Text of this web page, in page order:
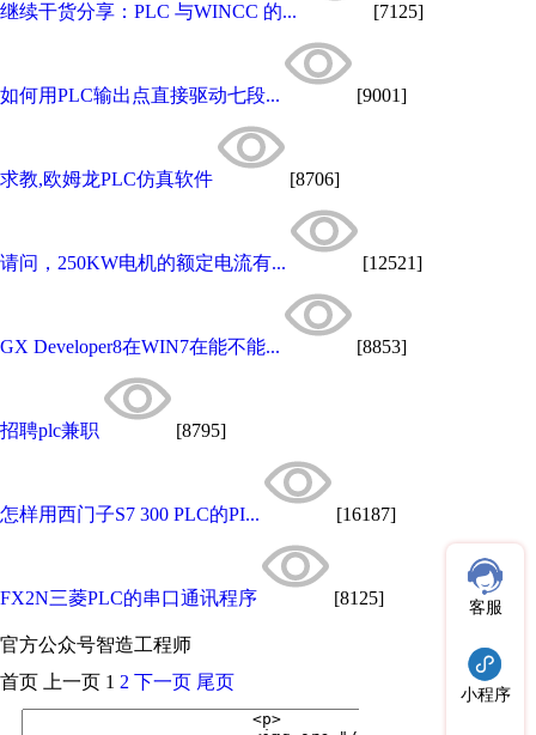
继续干货分享：PLC 与WINCC 的... [7125]
如何用PLC输出点直接驱动七段... [9001]
求教,欧姆龙PLC仿真软件 [8706]
请问，250KW电机的额定电流有... [12521]
GX Developer8在WIN7在能不能... [8853]
招聘plc兼职 [8795]
怎样用西门子S7 300 PLC的PI... [16187]
FX2N三菱PLC的串口通讯程序 [8125]
官方公众号智造工程师
客服
小程序
首页 上一页 1 2 下一页 尾页